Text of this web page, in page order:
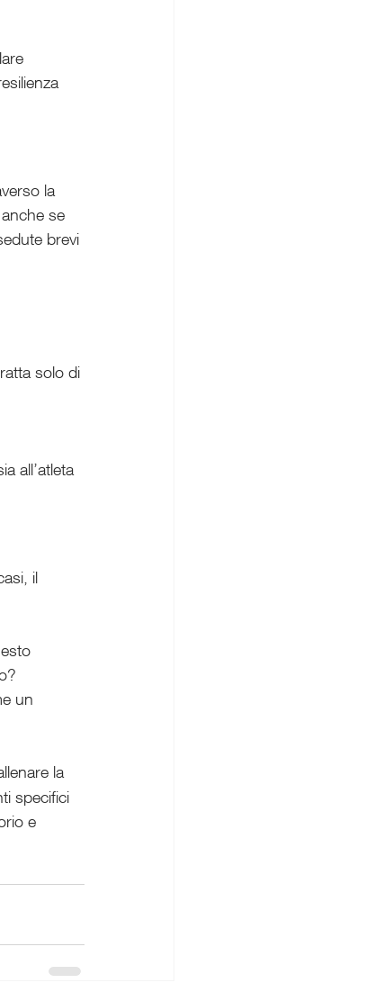
la
se
brevi
solo di
all’atleta
il
un
la
specifici
e